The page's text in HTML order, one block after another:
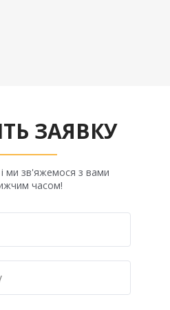
ЗАЯВКУ
ми зв'яжемося з вами
часом!